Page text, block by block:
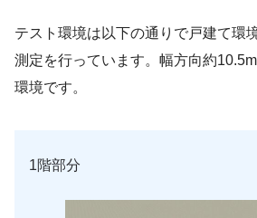
テスト環境は以下の通りで戸建て環
測定を行っています。幅方向約
環境です。
1階部分